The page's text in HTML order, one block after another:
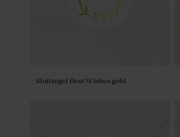
Sluitzegel Best Wishes gold